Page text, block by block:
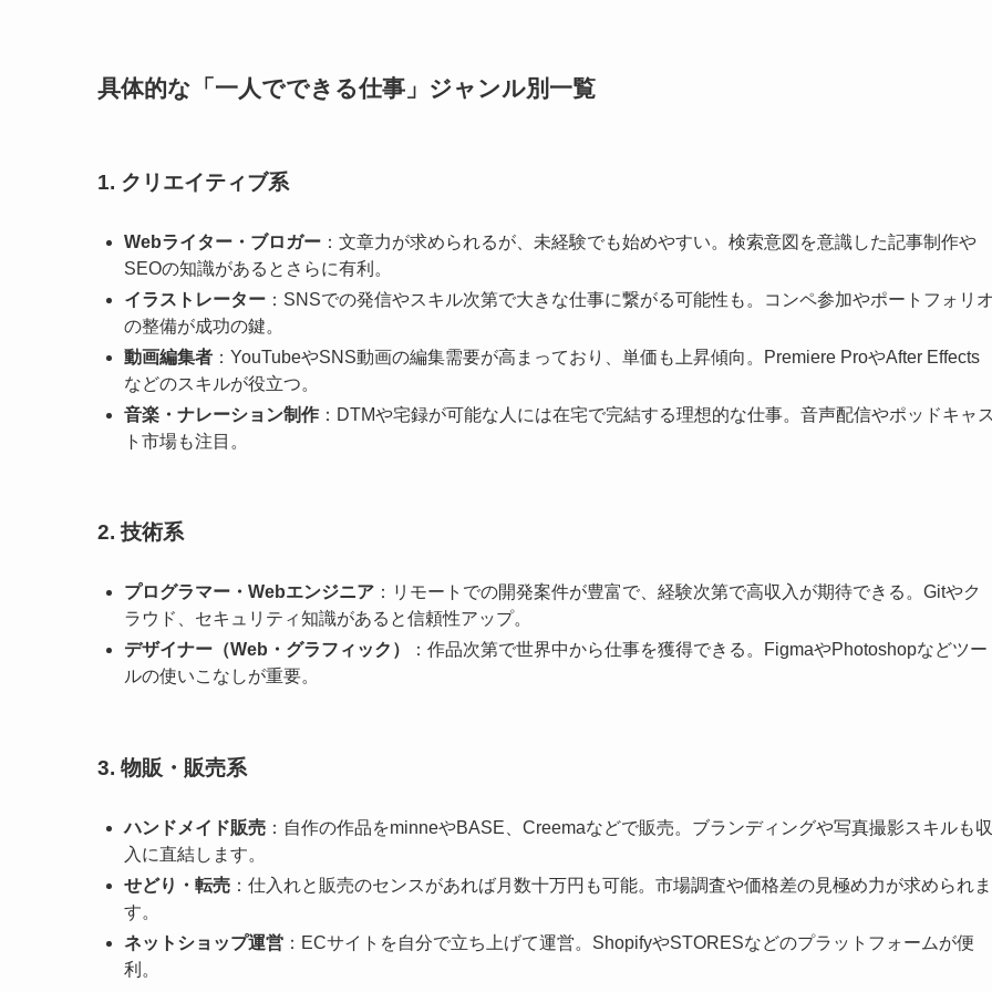
具体的な「一人でできる仕事」ジャンル別一覧
1. クリエイティブ系
Webライター・ブロガー ：文章力が求められるが、未経験でも始めやすい。検索意図を意識した記事制作や
SEOの知識があるとさらに有利。
イラストレーター ：SNSでの発信やスキル次第で大きな仕事に繋がる可能性も。コンペ参加やポートフォリ
の整備が成功の鍵。
動画編集者 ：YouTubeやSNS動画の編集需要が高まっており、単価も上昇傾向。Premiere ProやAfter Effects
などのスキルが役立つ。
音楽・ナレーション制作 ：DTMや宅録が可能な人には在宅で完結する理想的な仕事。音声配信やポッドキャ
ト市場も注目。
2. 技術系
プログラマー・Webエンジニア ：リモートでの開発案件が豊富で、経験次第で高収入が期待できる。Gitやク
ラウド、セキュリティ知識があると信頼性アップ。
デザイナー（Web・グラフィック）
：作品次第で世界中から仕事を獲得できる。FigmaやPhotoshopなどツー
ルの使いこなしが重要。
3. 物販・販売系
ハンドメイド販売 ：自作の作品をminneやBASE、Creemaなどで販売。ブランディングや写真撮影スキルも収
入に直結します。
せどり・転売 ：仕入れと販売のセンスがあれば月数十万円も可能。市場調査や価格差の見極め力が求められま
す。
ネットショップ運営 ：ECサイトを自分で立ち上げて運営。ShopifyやSTORESなどのプラットフォームが便
利。